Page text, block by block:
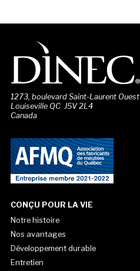
1273, boulevard Saint-Laurent Ouest
Louiseville QC J5V 2L4
Canada
CONÇU POUR LA VIE
Notre histoire
Nos avantages
Développement durable
Entretien